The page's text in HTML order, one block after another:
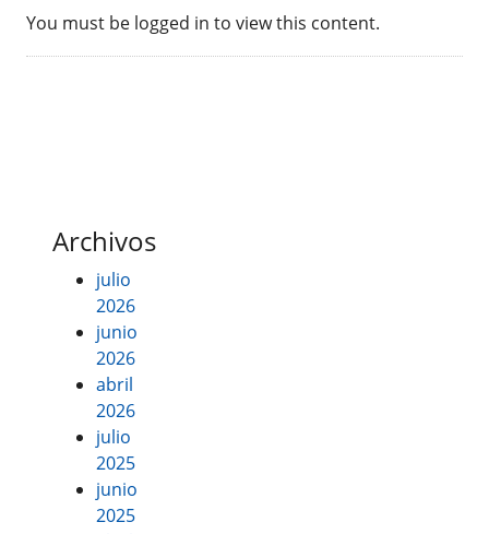
You must be logged in to view this content.
Archivos
julio
2026
junio
2026
abril
2026
julio
2025
junio
2025